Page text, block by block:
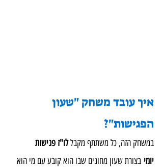
איך עובד משחק "שעון
הפגישות"?
במשחק הזה, כל משתתף מקבל לו"ז פגישות
יומי בצורת שעון מחוגים שבו הוא קובע עם מי הוא